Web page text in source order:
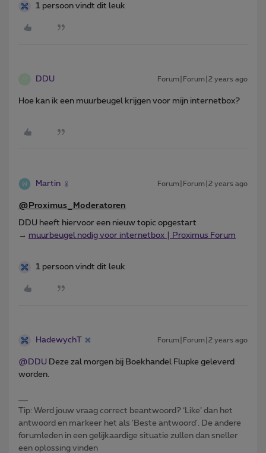
1 persoon vindt dit leuk
DDU Forum|Forum|2 years ago
Hoe kan ik een muurbeugel krijgen voor mijn internetbox?
Martin Forum|Forum|2 years ago
@Proximus_Moderatoren
DDU heeft hiervoor een nieuw topic opgestart
→ muurbeugel nodig voor internetbox | Proximus Forum
1 persoon vindt dit leuk
HadewychT Forum|Forum|2 years ago
@DDU Deze zal morgen bij Boekhandel Flupke geleverd
worden.
Tip: Werd jouw vraag correct beantwoord? ‘Like’ dan het
antwoord en markeer het als 'Beste antwoord'. De andere
forumleden in een gelijkaardige situatie zullen dan sneller
een oplossing vinden